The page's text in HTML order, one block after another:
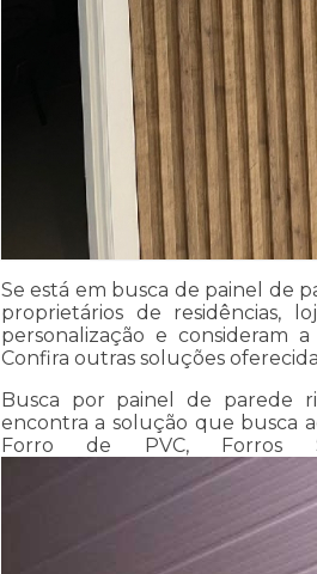
Se está em busca de painel de
proprietários de residências,
personalização e consideram
Confira outras soluções
Busca por painel de parede
encontra a solução que busca
Forro de PVC, Forros